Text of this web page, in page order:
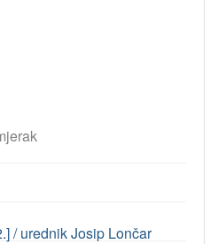
/ urednik Josip Lončar